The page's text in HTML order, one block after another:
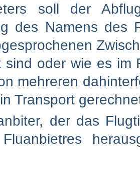
soll der
des Namens des
sind oder wie es im
mehreren
Transport
der das